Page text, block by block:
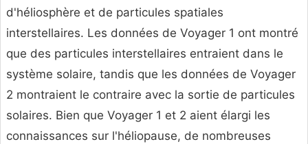
d'héliosphère et de particules spatiales
interstellaires. Les données de Voyager 1 ont montré
que des particules interstellaires entraient dans le
système solaire, tandis que les données de Voyager
2 montraient le contraire avec la sortie de particules
solaires. Bien que Voyager 1 et 2 aient élargi les
connaissances sur l'héliopause, de nombreuses